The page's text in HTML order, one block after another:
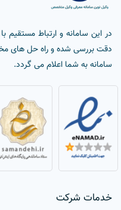
در این سامانه و ارتباط مستقیم
دقت بررسی شده و راه حل های
سامانه به شما اعلام می گردد.
خدمات شرکت